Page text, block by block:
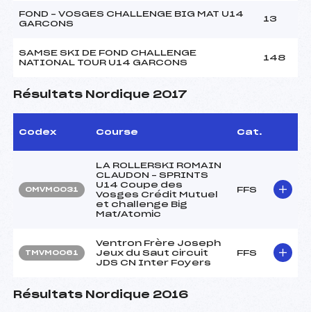
FOND – VOSGES CHALLENGE BIG MAT U14
GARCONS
13
SAMSE SKI DE FOND CHALLENGE
NATIONAL TOUR U14 GARCONS
148
Résultats Nordique 2017
Codex Course Cat.
OMVM0031
LA ROLLERSKI ROMAIN
CLAUDON – SPRINTS
U14 Coupe des
Vosges Crédit Mutuel
et challenge Big
Mat/Atomic
FFS
TMVM0061
Ventron Frère Joseph
Jeux du Saut circuit
JDS CN Inter Foyers
FFS
Résultats Nordique 2016